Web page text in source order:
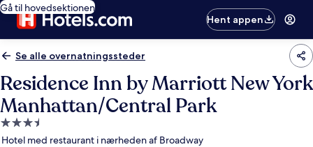
Gå til hovedsektionen
Hent appen
Se alle overnatningssteder
Residence Inn by Marriott New York
Manhattan/Central Park
3.5-
stjernet
Hotel med restaurant i nærheden af Broadway